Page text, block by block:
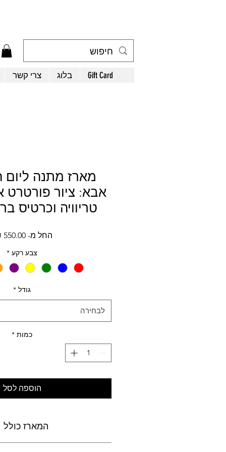
צרי קשר בלוג Gift Card
מארז מתנה ליום
אבא: ציור פורטרט
טריוויה וכרטיס
החל מ-550.00 ₪
צבע רקע *
גודל *
לבחירה
כמות *
הוספה לסל
המארז כולל